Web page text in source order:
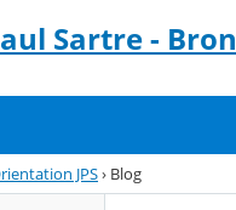
Sartre - Bron
JPS› Blog